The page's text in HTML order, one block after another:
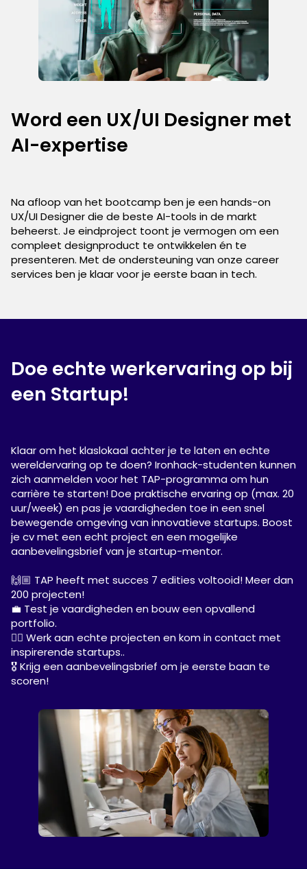
Word een UX/UI Designer met
AI-expertise
Na afloop van het bootcamp ben je een hands-on
UX/UI Designer die de beste AI-tools in de markt
beheerst. Je eindproject toont je vermogen om een
compleet designproduct te ontwikkelen én te
presenteren. Met de ondersteuning van onze career
services ben je klaar voor je eerste baan in tech.
Doe echte werkervaring op bij
een Startup!
Klaar om het klaslokaal achter je te laten en echte
wereldervaring op te doen? Ironhack-studenten kunnen
zich aanmelden voor het TAP-programma om hun
carrière te starten! Doe praktische ervaring op (max. 20
uur/week) en pas je vaardigheden toe in een snel
bewegende omgeving van innovatieve startups. Boost
je cv met een echt project en een mogelijke
aanbevelingsbrief van je startup-mentor.
🙌🏼 TAP heeft met succes 7 edities voltooid! Meer dan
200 projecten!
💼 Test je vaardigheden en bouw een opvallend
portfolio.
✍🏼 Werk aan echte projecten en kom in contact met
inspirerende startups..
🎖️ Krijg een aanbevelingsbrief om je eerste baan te
scoren!